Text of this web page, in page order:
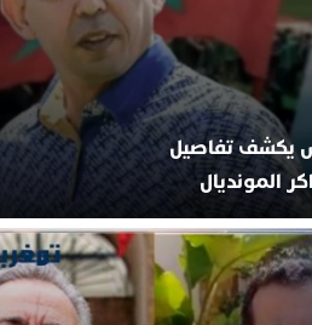
يكشف تفاصيل
المونديال